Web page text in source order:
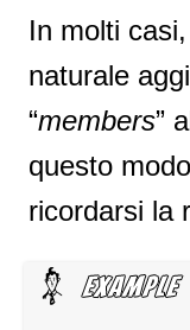
In molti
naturale
“members”
questo
ricordarsi la